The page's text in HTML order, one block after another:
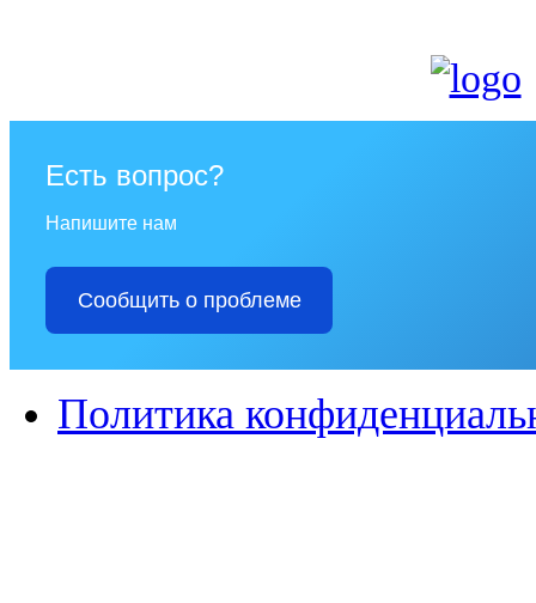
Есть вопрос?
Напишите нам
Сообщить о проблеме
Политика